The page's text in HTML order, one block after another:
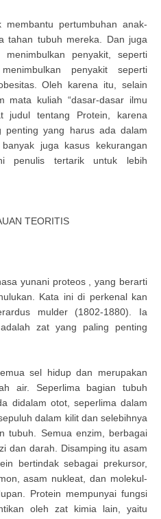
pertumbuhan anak-
tahan tubuh mereka. Dan juga
penyakit, seperti
penyakit seperti
Oleh karena itu, selain
mata kuliah “dasar-dasar ilmu
judul tentang Protein, karena
penting yang harus ada dalam
juga kasus kekurangan
penulis tertarik untuk lebih
TEORITIS
yunani proteos , yang berarti
Kata ini di perkenal kan
mulder (1802-1880). Ia
zat yang paling penting
sel hidup dan merupakan
air. Seperlima bagian tubuh
didalam otot, seperlima dalam
dalam kilit dan selebihnya
tubuh. Semua enzim, berbagai
dan darah. Disamping itu asam
bertindak sebagai prekursor,
asam nukleat, dan molekul-
Protein mempunyai fungsi
oleh zat kimia lain, yaitu